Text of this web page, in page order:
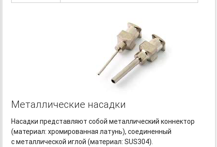
Металлические насадки
Насадки представляют собой металлический коннектор
(материал: хромированная латунь), соединенный
с металлической иглой (материал: SUS304).